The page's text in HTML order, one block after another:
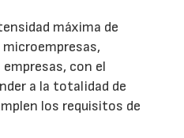
máxima de
microempresas,
con el
a la totalidad de
los requisitos de